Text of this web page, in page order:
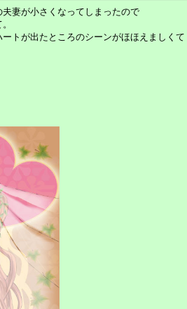
妻が小さくなってしまったので
トが出たところのシーンがほほえましくて